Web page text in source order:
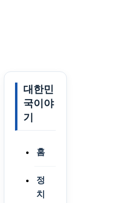
대한민
국이야
기
홈
정
치